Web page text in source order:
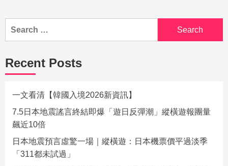
Recent Posts
一文看清【韓國入境2026新資訊】
7.5日本地震謠言終結即爆「遊日反彈潮」縱橫遊報團量
飆近10倍
日本地震預言虛驚一場｜縱橫遊：日本機票價平過淡季
「311都未試過」